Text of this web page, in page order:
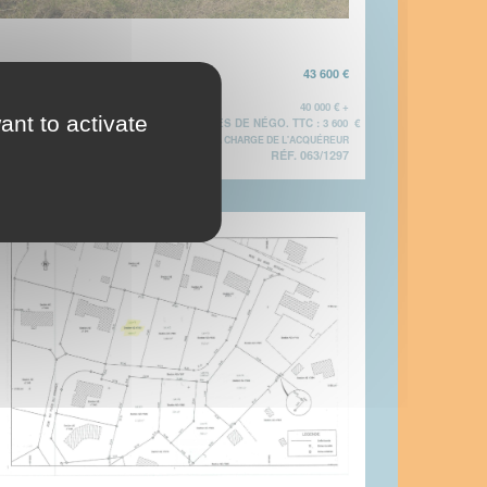
43 600 €
40 000 € +
HONORAIRES DE NÉGO. TTC : 3 600 €
SOIT 9% À LA CHARGE DE L'ACQUÉREUR
RÉF. 063/1297
to activate